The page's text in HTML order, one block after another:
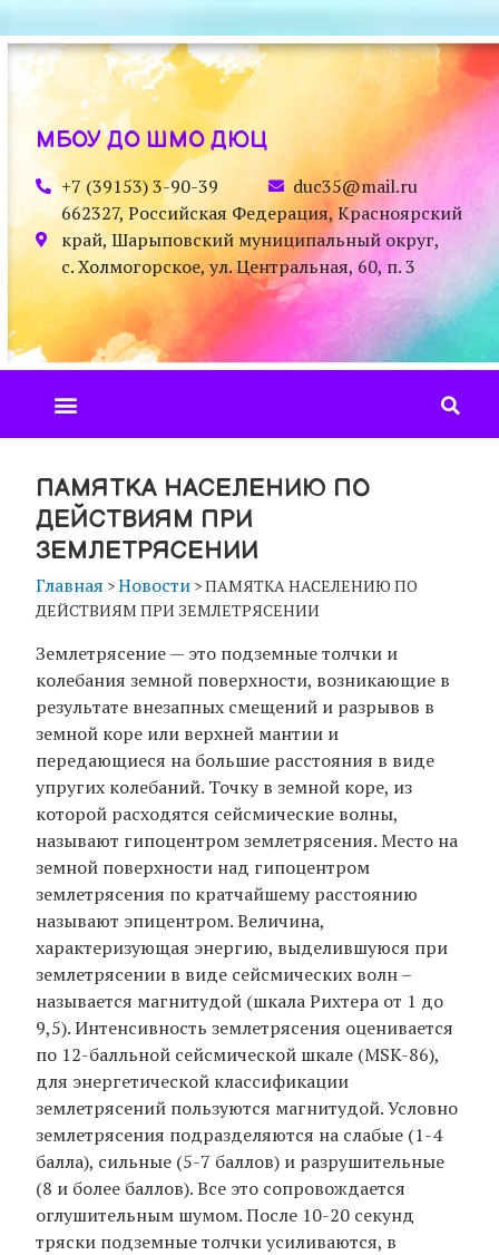
МБОУ ДО ШМО ДЮЦ
+7 (39153) 3-90-39
duc35@mail.ru
662327, Российская Федерация, Красноярский
край, Шарыповский муниципальный округ,
с. Холмогорское, ул. Центральная, 60, п. 3
ПАМЯТКА НАСЕЛЕНИЮ ПО
ДЕЙСТВИЯМ ПРИ
ЗЕМЛЕТРЯСЕНИИ
Главная >Новости >ПАМЯТКА НАСЕЛЕНИЮ ПО
ДЕЙСТВИЯМ ПРИ ЗЕМЛЕТРЯСЕНИИ
Землетрясение — это подземные толчки и
колебания земной поверхности, возникающие в
результате внезапных смещений и разрывов в
земной коре или верхней мантии и
передающиеся на большие расстояния в виде
упругих колебаний. Точку в земной коре, из
которой расходятся сейсмические волны,
называют гипоцентром землетрясения. Место на
земной поверхности над гипоцентром
землетрясения по кратчайшему расстоянию
называют эпицентром. Величина,
характеризующая энергию, выделившуюся при
землетрясении в виде сейсмических волн –
называется магнитудой (шкала Рихтера от 1 до
9,5). Интенсивность землетрясения оценивается
по 12-балльной сейсмической шкале (MSK-86),
для энергетической классификации
землетрясений пользуются магнитудой. Условно
землетрясения подразделяются на слабые (1-4
балла), сильные (5-7 баллов) и разрушительные
(8 и более баллов). Все это сопровождается
оглушительным шумом. После 10-20 секунд
тряски подземные толчки усиливаются, в